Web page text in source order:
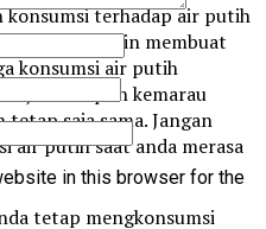
konsumsi terhadap air putih
Udara dingin membuat
konsumsi air putih
maupun kemarau
saja sama. Jangan
air putih saat anda merasa
tetap mengkonsumsi
in this browser for the